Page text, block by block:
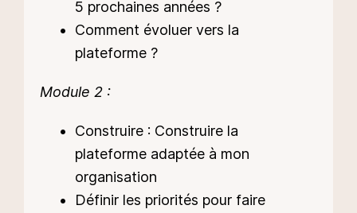
5 prochaines années ?
Comment évoluer vers la
plateforme ?
Module 2 :
Construire : Construire la
plateforme adaptée à mon
organisation
Définir les priorités pour faire